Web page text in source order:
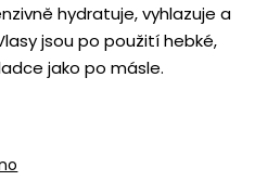
hydratuje, vyhlazuje a
jsou po použití hebké,
jako po másle.